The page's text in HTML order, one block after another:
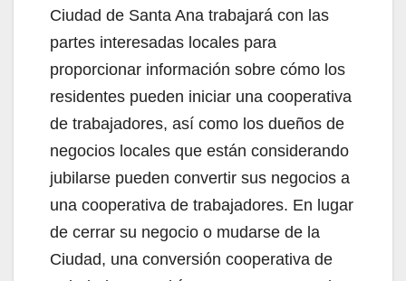
Ciudad de Santa Ana trabajará con las
partes interesadas locales para
proporcionar información sobre cómo los
residentes pueden iniciar una cooperativa
de trabajadores, así como los dueños de
negocios locales que están considerando
jubilarse pueden convertir sus negocios a
una cooperativa de trabajadores. En lugar
de cerrar su negocio o mudarse de la
Ciudad, una conversión cooperativa de